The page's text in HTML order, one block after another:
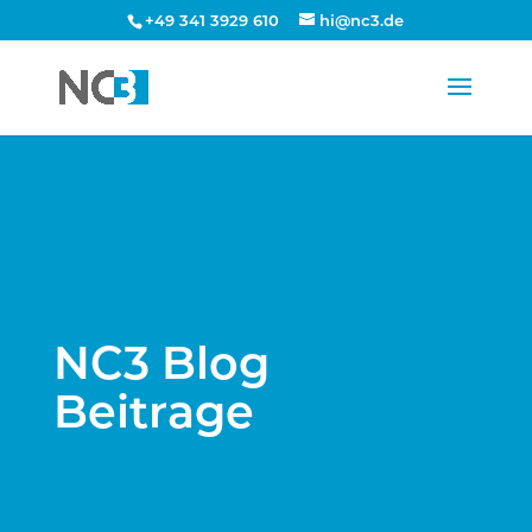
+49 341 3929 610 hi@nc3.de
NC3 Blog
Beitrage